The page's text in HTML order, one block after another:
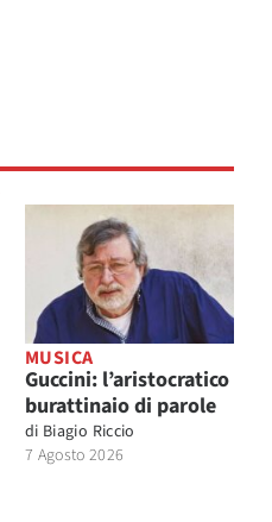
MUSICA
Guccini: l’aristocratico
burattinaio di parole
di Biagio Riccio
7 Agosto 2026